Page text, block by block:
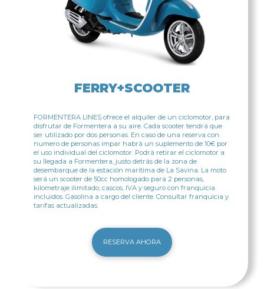
FERRY+SCOOTER
FORMENTERA LINES ofrece el alquiler de un ciclomotor, para
disfrutar de Formentera a su aire. Cada scooter tendrá que
ser utilizado por dos personas. En caso de una reserva con
numero de personas impar habrà un suplemento de 10€ por
el uso individual del ciclomotor. Podrà retirar el ciclomotor a
su llegada a Formentera, justo detrás de la zona de
desembarque de la estación marítima de La Savina. La moto
será un scooter de 50cc homologado para 2 personas,
kilometraje ilimitado, cascos, IVA y seguro con franquicia
incluidos. Gasolina a cargo del cliente. Consultar franquicia y
tarifas actualizadas.
RESERVA AHORA